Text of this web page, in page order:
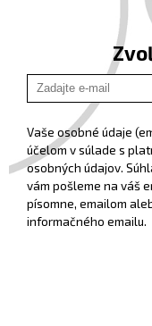
Vaše osobné údaje
účelom v súlade s
osobných údajov.
vám pošleme na váš
písomne, emailom
informačného emailu.